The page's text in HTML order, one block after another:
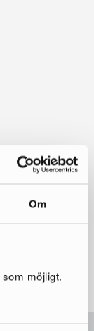
Om
möjligt.